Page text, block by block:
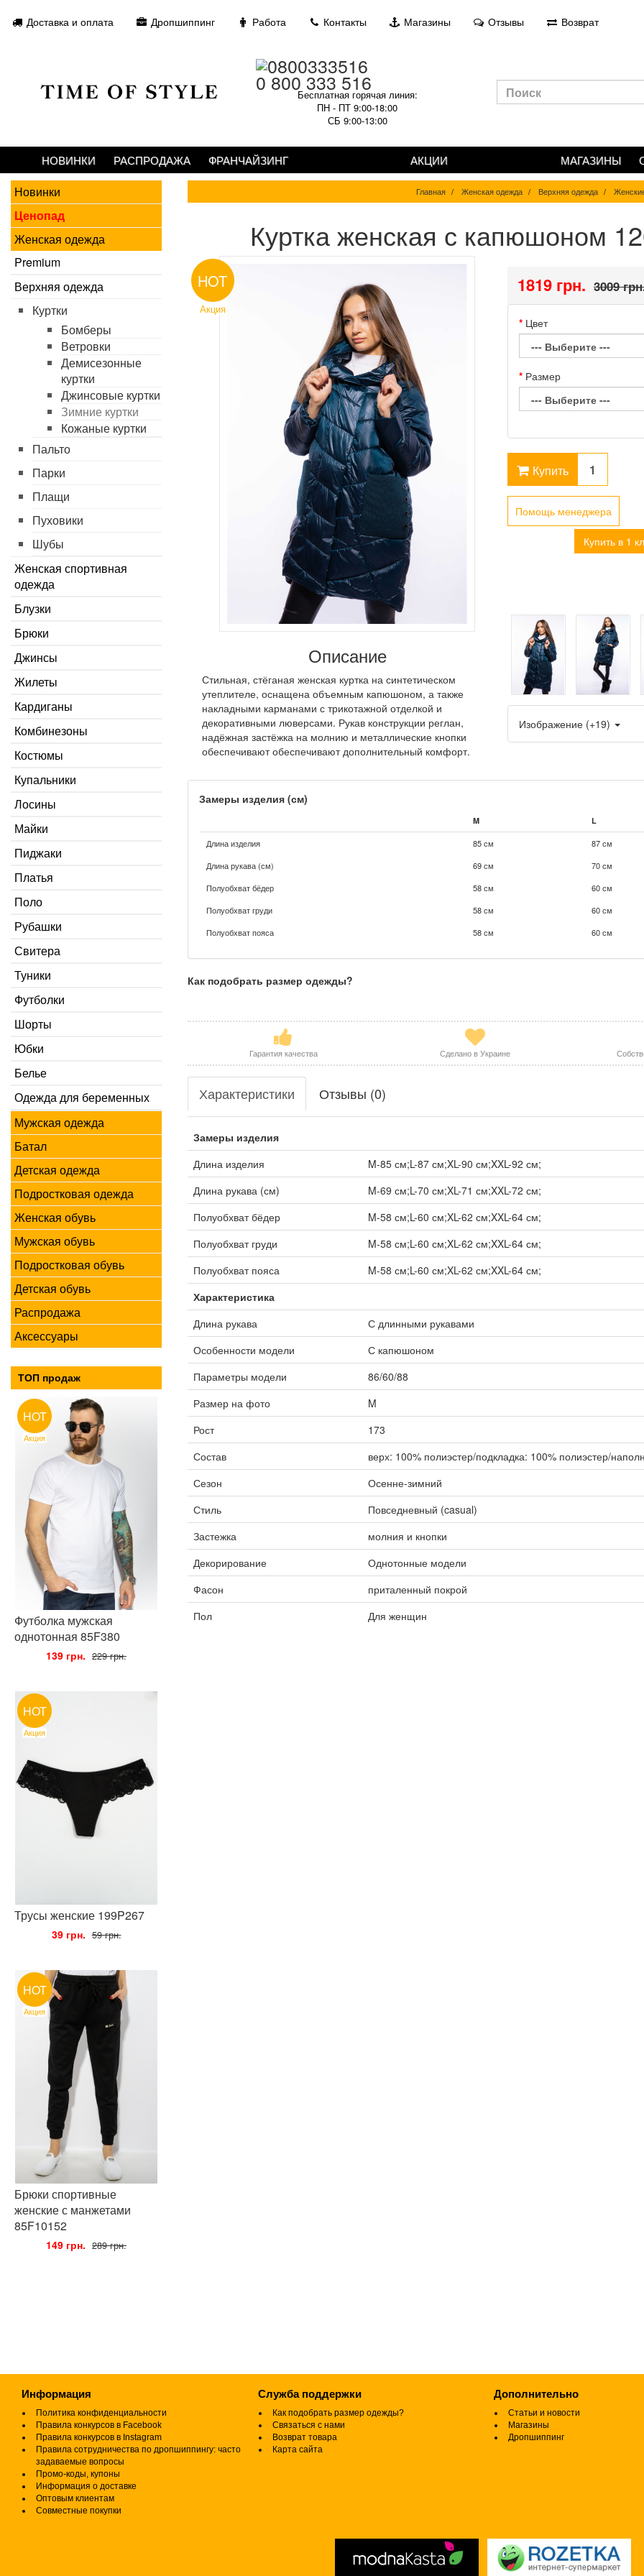
Доставка и оплата Дропшиппинг Работа Контакты Магазины Отзывы Возврат
0 800 333 516
Бесплатная горячая линия:
ПН - ПТ 9:00-18:00
СБ 9:00-13:00
НОВИНКИ РАСПРОДАЖА ФРАНЧАЙЗИНГ АКЦИИ МАГАЗИНЫ
Новинки
Ценопад
Женская одежда
Premium
Верхняя одежда
Куртки
Бомберы
Ветровки
Демисезонные
куртки
Джинсовые куртки
Зимние куртки
Кожаные куртки
Пальто
Парки
Плащи
Пуховики
Шубы
Женская спортивная
одежда
Блузки
Брюки
Джинсы
Жилеты
Кардиганы
Комбинезоны
Костюмы
Купальники
Лосины
Майки
Пиджаки
Платья
Поло
Рубашки
Свитера
Туники
Футболки
Шорты
Юбки
Белье
Одежда для беременных
Мужская одежда
Батал
Детская одежда
Подростковая одежда
Женская обувь
Мужская обувь
Подростковая обувь
Детская обувь
Распродажа
Аксессуары
ТОП продаж
HOT
Акция
Футболка мужская
однотонная 85F380
139 грн. 229 грн.
HOT
Акция
Трусы женские 199P267
39 грн. 59 грн.
HOT
Акция
Брюки спортивные
женские с манжетами
85F10152
149 грн. 289 грн.
Главная Женская одежда Верхняя одежда
Куртка женская с капюшоном
HOT
Акция
Описание
Стильная, стёганая женская куртка на синтетическом
утеплителе, оснащена объемным капюшоном, а также
накладными карманами с трикотажной отделкой и
декоративными люверсами. Рукав конструкции реглан,
надёжная застёжка на молнию и металлические кнопки
обеспечивают обеспечивают дополнительный комфорт.
1819 грн. 3009
Цвет
Размер
Купить
Помощь менеджера
Купить в 1
Изображение (+19)
Замеры изделия (см)
M L
Длина изделия 85 см 87 см
Длина рукава (см)
69 см 70 см
Полуобхват бёдер
58 см 60 см
Полуобхват груди
58 см 60 см
Полуобхват пояса
58 см 60 см
Как подобрать размер одежды?
Гарантия качества Сделано в Украине
Характеристики Отзывы (0)
Замеры изделия
Длина изделия
M-85 см;L-87 см;XL-90 см;XXL-92 см;
Длина рукава (см)
M-69 см;L-70 см;XL-71 см;XXL-72 см;
Полуобхват бёдер
M-58 см;L-60 см;XL-62 см;XXL-64 см;
Полуобхват груди
M-58 см;L-60 см;XL-62 см;XXL-64 см;
Полуобхват пояса
M-58 см;L-60 см;XL-62 см;XXL-64 см;
Характеристика
Длина рукава
С длинными рукавами
Особенности модели
С капюшоном
Параметры модели
86/60/88
Размер на фото
M
Рост
173
Состав
верх: 100% полиэстер/подкладка: 100% полиэстер/
Сезон
Осенне-зимний
Стиль
Повседневный (casual)
Застежка
молния и кнопки
Декорирование
Однотонные модели
Фасон
приталенный покрой
Пол
Для женщин
Информация
Политика конфиденциальности
Правила конкурсов в Facebook
Правила конкурсов в Instagram
Правила сотрудничества по дропшиппингу: часто
задаваемые вопросы
Промо-коды, купоны
Информация о доставке
Оптовым клиентам
Совместные покупки
Служба поддержки
Как подобрать размер одежды?
Связаться с нами
Возврат товара
Карта сайта
Дополнительно
Статьи и новости
Магазины
Дропшиппинг